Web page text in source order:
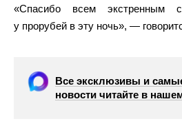
«Спасибо всем экстренным
у прорубей в эту ночь», —
Все эксклюзивы и
новости читайте в